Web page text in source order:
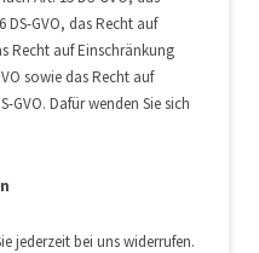
GVO, das Recht auf
Recht auf Einschränkung
sowie das Recht auf
GVO. Dafür wenden Sie sich
jederzeit bei uns widerrufen.